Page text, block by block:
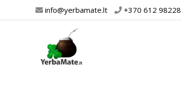
prie
info@yerbamate.lt +370 612 98228